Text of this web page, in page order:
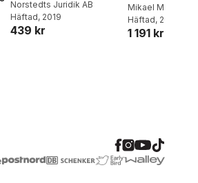
obeståndsrätt, EU-rätt
och associationsrätt :
2019/20
Norstedts Juridik AB
Häftad, 2019
439 kr
Mikael Mellqvist
Häftad, 2024
1 191 kr